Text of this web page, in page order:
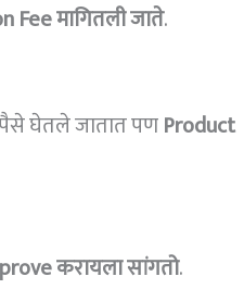
Fee मागितली जाते.
घेतले जातात पणProduct
करायला सांगतो.